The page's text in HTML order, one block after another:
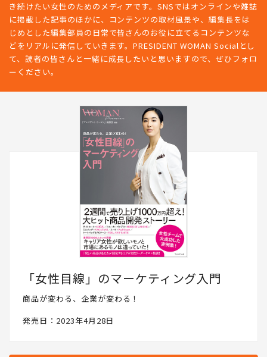
き続けたい女性のためのメディアです。SNSではオンラインや雑誌
に掲載した記事のほかに、コンテンツの取材風景や、編集長をは
じめとした編集部員の日常で皆さんのお役に立てるコンテンツな
どをリアルに発信していきます。PRESIDENT WOMAN Socialとし
て、読者の皆さんと一緒に成長したいと思いますので、ぜひフォロ
ーください。
「女性目線」のマーケティング入門
商品が変わる、企業が変わる！
発売日：2023年4月28日